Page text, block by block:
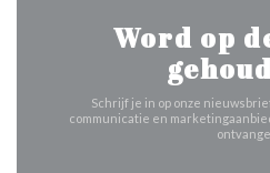
Word op
Schrijf je in op onze
communicatie en